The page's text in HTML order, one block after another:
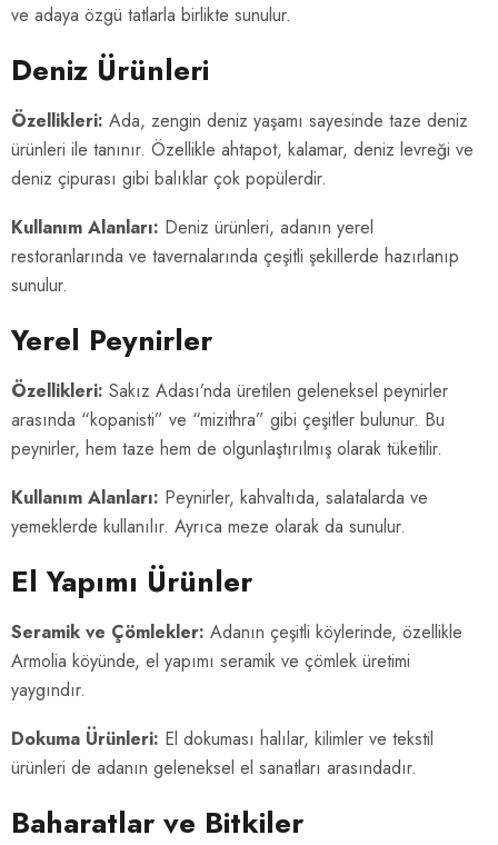
ve adaya özgü tatlarla birlikte sunulur.
Deniz Ürünleri
Özellikleri: Ada, zengin deniz yaşamı sayesinde taze deniz
ürünleri ile tanınır. Özellikle ahtapot, kalamar, deniz levreği ve
deniz çipurası gibi balıklar çok popülerdir.
Kullanım Alanları: Deniz ürünleri, adanın yerel
restoranlarında ve tavernalarında çeşitli şekillerde hazırlanıp
sunulur.
Yerel Peynirler
Özellikleri: Sakız Adası’nda üretilen geleneksel peynirler
arasında “kopanisti” ve “mizithra” gibi çeşitler bulunur. Bu
peynirler, hem taze hem de olgunlaştırılmış olarak tüketilir.
Kullanım Alanları: Peynirler, kahvaltıda, salatalarda ve
yemeklerde kullanılır. Ayrıca meze olarak da sunulur.
El Yapımı Ürünler
Seramik ve Çömlekler: Adanın çeşitli köylerinde, özellikle
Armolia köyünde, el yapımı seramik ve çömlek üretimi
yaygındır.
Dokuma Ürünleri: El dokuması halılar, kilimler ve tekstil
ürünleri de adanın geleneksel el sanatları arasındadır.
Baharatlar ve Bitkiler